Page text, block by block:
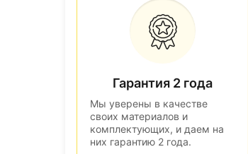
Гарантия 2 года
Мы уверены в качестве
своих материалов и
комплектующих, и даем на
них гарантию 2 года.